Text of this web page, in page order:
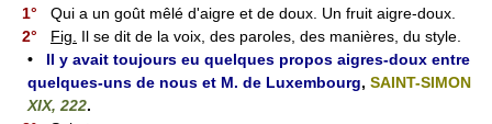
1° Qui a un goût mêlé d'aigre et de doux. Un fruit aigre-doux.
2°
Fig.
Il se dit de la voix, des paroles, des manières, du style.
• Il y avait toujours eu quelques propos aigres-doux entre
quelques-uns de nous et M. de Luxembourg, SAINT-SIMON
XIX, 222.